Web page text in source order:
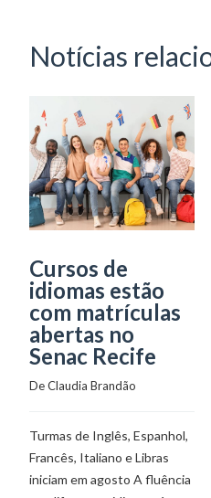
Notícias
Cursos de
idiomas estão
com matrículas
abertas no
Senac Recife
De Claudia Brandão
Turmas de Inglês, Espanhol,
Francês, Italiano e Libras
iniciam em agosto A fluência